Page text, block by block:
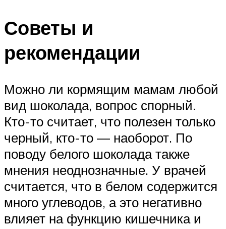
Советы и
рекомендации
Можно ли кормящим мамам любой
вид шоколада, вопрос спорный.
Кто-то считает, что полезен только
черный, кто-то — наоборот. По
поводу белого шоколада также
мнения неоднозначные. У врачей
считается, что в белом содержится
много углеводов, а это негативно
влияет на функцию кишечника и